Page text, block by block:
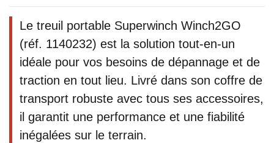
Le treuil portable Superwinch Winch2GO
(réf. 1140232) est la solution tout-en-un
idéale pour vos besoins de dépannage et de
traction en tout lieu. Livré dans son coffre de
transport robuste avec tous ses accessoires,
il garantit une performance et une fiabilité
inégalées sur le terrain.